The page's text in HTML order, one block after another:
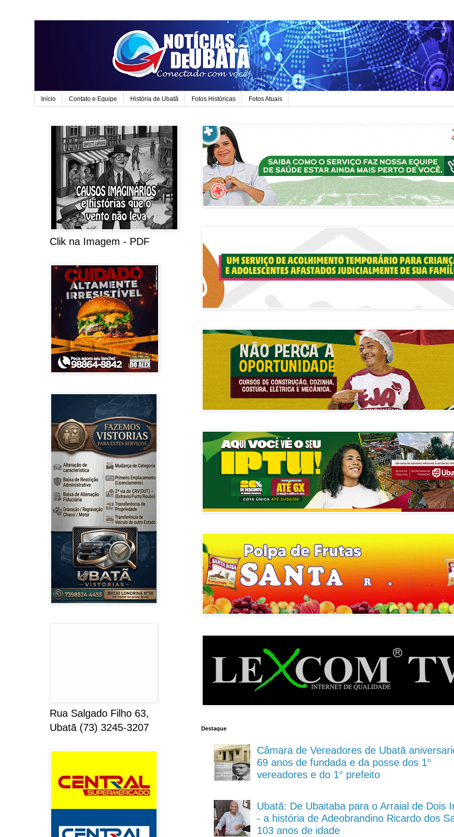
Início Contato e Equipe História de Ubatã Fotos Históricas Fotos Atuais
Destaque
Câmara de Vereadores de Ubatã
69 anos de fundada e da posse dos 1°
vereadores e do 1° prefeito
Ubatã: De Ubaitaba para o Arraial de Dois
- a história de Adeobrandino Ricardo dos
103 anos de idade
Clik na Imagem - PDF
Rua Salgado Filho 63,
Ubatã (73) 3245-3207